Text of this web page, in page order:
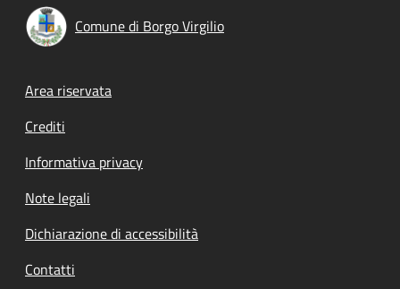
Comune di Borgo Virgilio
Footer menu
Area riservata
Crediti
Informativa privacy
Note legali
Dichiarazione di accessibilità
Contatti